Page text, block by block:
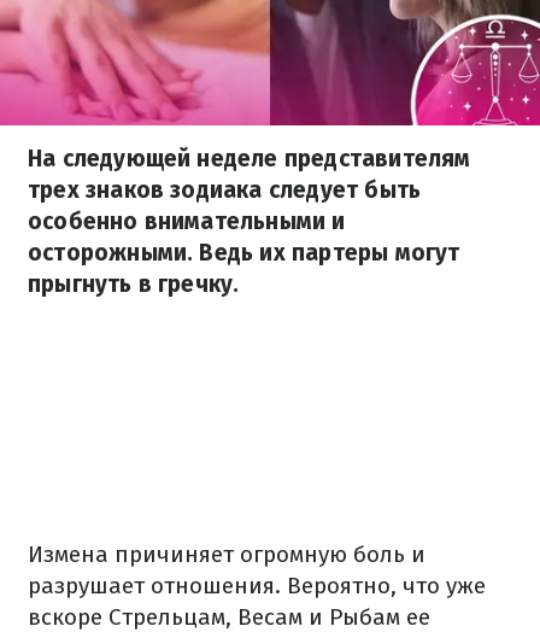
На следующей неделе представителям
трех знаков зодиака следует быть
особенно внимательными и
осторожными. Ведь их партеры могут
прыгнуть в гречку.
Измена причиняет огромную боль и
разрушает отношения. Вероятно, что уже
вскоре Стрельцам, Весам и Рыбам ее